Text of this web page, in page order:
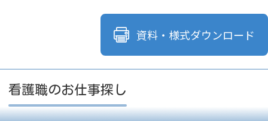
資料・様式ダウンロード
看護職のお仕事探し